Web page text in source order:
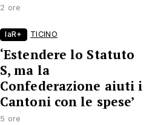
2 ore
laR+ TICINO
‘Estendere lo Statuto
S, ma la
Confederazione aiuti i
Cantoni con le spese’
5 ore